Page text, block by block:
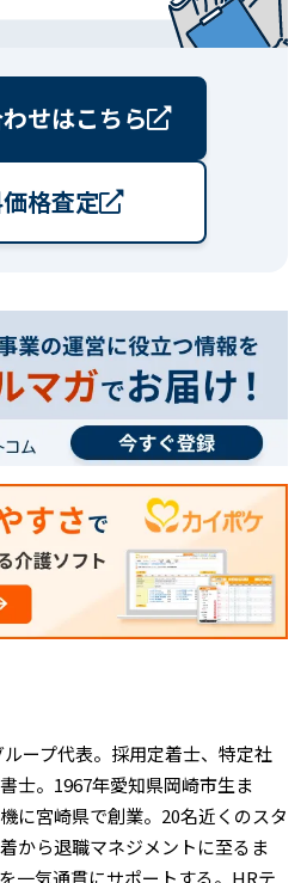
せはこちら
格査定
ープ代表。採用定着士、特定社
士。1967年愛知県岡崎市生ま
に宮崎県で創業。20名近くのスタ
から退職マネジメントに至るま
一気通貫にサポートする。HRテ